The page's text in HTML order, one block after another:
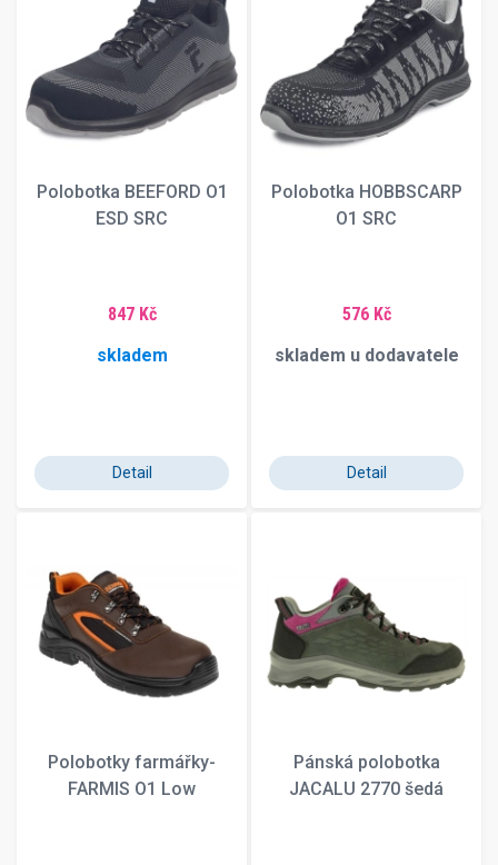
Polobotka BEEFORD O1
ESD SRC
847 Kč
skladem
Detail
Polobotka HOBBSCARP
O1 SRC
576 Kč
skladem u dodavatele
Detail
Polobotky farmářky-
FARMIS O1 Low
Pánská polobotka
JACALU 2770 šedá